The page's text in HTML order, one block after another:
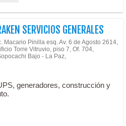
SERVICIOS GENERALES
Macario Pinilla esq. Av. 6 de Agosto 2614,
Torre Vitruvio, piso 7, Of. 704,
Bajo - La Paz,
generadores, construcción y